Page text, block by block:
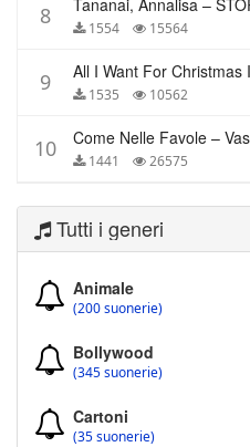
8 1554 15564
9 1535 10562
10 1441 26575
Tutti i generi
Animale
(200 suonerie)
Bollywood
(345 suonerie)
Cartoni
(35 suonerie)